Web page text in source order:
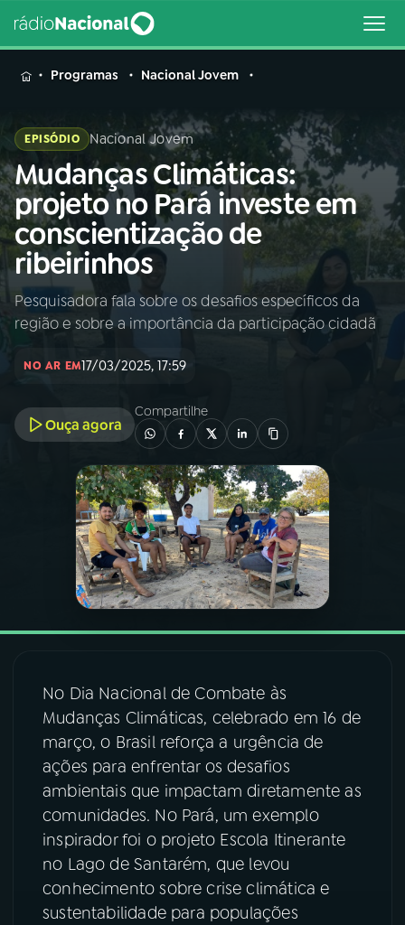
MENU
Buscar
na
Rádio
Nacional
Buscar
01INÍCIO
PROGRAMAÇÃO
PROGRAMAS
PODCASTS
VIDEOCASTS
ÚLTIMAS
08FESTIVAL DE MÚSICA
ACOMPANHE A RÁDIO NACIONAL
YouTube Facebook
Instagram X
Programas Nacional Jovem
EPISÓDIO Nacional Jovem
Mudanças Climáticas:
projeto no Pará investe em
conscientização de
ribeirinhos
Pesquisadora fala sobre os desafios específicos da
região e sobre a importância da participação cidadã
NO AR EM17/03/2025, 17:59
Ouça agora
Compartilhe
No Dia Nacional de Combate às
Mudanças Climáticas, celebrado em 16 de
março, o Brasil reforça a urgência de
ações para enfrentar os desafios
ambientais que impactam diretamente as
comunidades. No Pará, um exemplo
inspirador foi o projeto Escola Itinerante
no Lago de Santarém, que levou
conhecimento sobre crise climática e
sustentabilidade para populações